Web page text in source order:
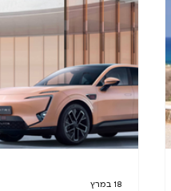
18 במרץ